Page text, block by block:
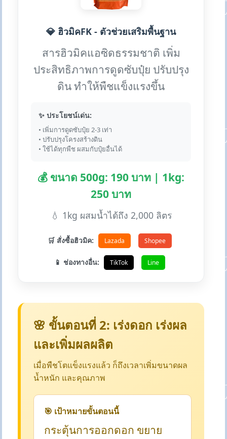
💎 ฮิวมิคFK - ตัวช่วยเสริมพื้นฐาน
สารฮิวมิคแอซิดธรรมชาติ เพิ่ม
ประสิทธิภาพการดูดซับปุ๋ย ปรับปรุง
ดิน ทำให้พืชแข็งแรงขึ้น
✨ ประโยชน์เด่น:
• เพิ่มการดูดซับปุ๋ย 2-3 เท่า
• ปรับปรุงโครงสร้างดิน
• ใช้ได้ทุกพืช ผสมกับปุ๋ยอื่นได้
💰 ขนาด 500g: 190 บาท | 1kg:
250 บาท
💧 1kg ผสมน้ำได้ถึง 2,000 ลิตร
🛒 สั่งซื้อฮิวมิค: Lazada Shopee
📱 ช่องทางอื่น: TikTok Line
🌸 ขั้นตอนที่ 2: เร่งดอก เร่งผล
และเพิ่มผลผลิต
เมื่อพืชโตแข็งแรงแล้ว ก็ถึงเวลาเพิ่มขนาดผล
น้ำหนัก และคุณภาพ
🎯 เป้าหมายขั้นตอนนี้
กระตุ้นการออกดอก ขยาย